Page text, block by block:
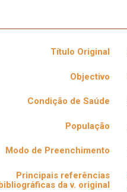
Título Original
Objectivo
Condição de Saúde
População
Modo de Preenchimento
Principais referências
da v. original